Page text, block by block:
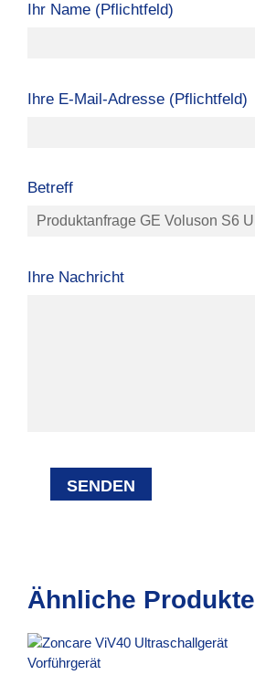
Ihr Name (Pflichtfeld)
Ihre E-Mail-Adresse (Pflichtfeld)
Betreff
Ihre Nachricht
Ähnliche Produkte